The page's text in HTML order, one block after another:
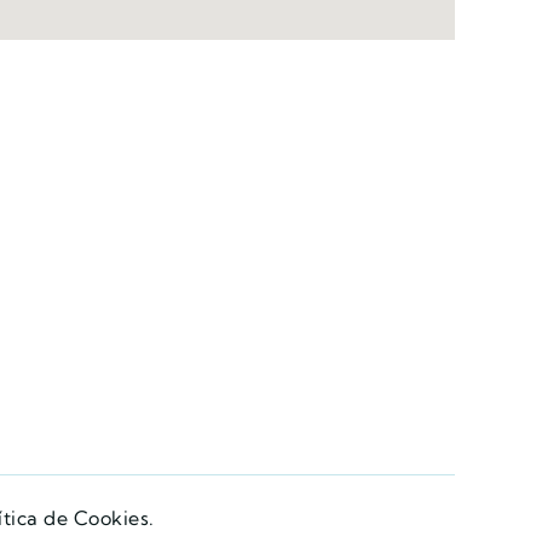
de Cookies.